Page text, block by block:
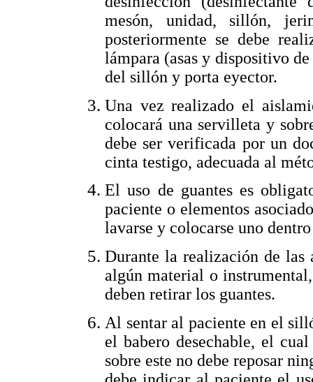
mesón, unidad, sillón,
posteriormente se debe
lámpara (asas y dispositivo
del sillón y porta eyector.
Una vez realizado el
colocará una servilleta y
debe ser verificada por un
cinta testigo, adecuada al
El uso de guantes es
paciente o elementos
lavarse y colocarse uno
Durante la realización de las
algún material o
deben retirar los guantes.
Al sentar al paciente en el
el babero desechable, el
sobre este no debe reposar